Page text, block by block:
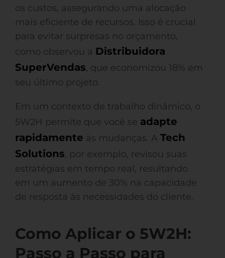
os custos, assegurando uma alocação
mais eficiente de recursos. Isso é crucial
para evitar surpresas no orçamento,
como observou a Distribuidora
SuperVendas, que economizou 18% em
seu último projeto.
Em um contexto de trabalho dinâmico, o
5W2H permite que você se adapte
rapidamente às mudanças. A Tech
Solutions, por exemplo, revisou suas
estratégias em tempo real, resultando
em um aumento de 30% na capacidade
de resposta às necessidades do cliente.
Como Aplicar o 5W2H:
Passo a Passo para